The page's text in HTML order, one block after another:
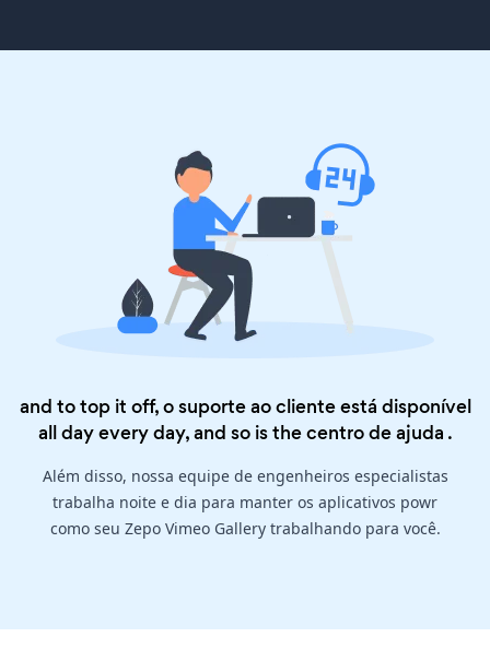
and to top it off, o suporte ao cliente está disponível
all day every day, and so is thecentro de ajuda .
Além disso, nossa equipe de engenheiros especialistas
trabalha noite e dia para manter os aplicativos powr
como seu Zepo Vimeo Gallery trabalhando para você.